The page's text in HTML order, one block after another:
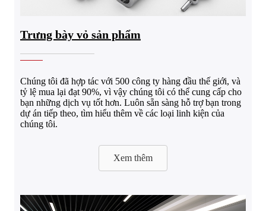
Trưng bày vỏ sản phẩm
Chúng tôi đã hợp tác với 500 công ty hàng đầu thế giới, và
tỷ lệ mua lại đạt 90%, vì vậy chúng tôi có thể cung cấp cho
bạn những dịch vụ tốt hơn. Luôn sẵn sàng hỗ trợ bạn trong
dự án tiếp theo, tìm hiểu thêm về các loại linh kiện của
chúng tôi.
Xem thêm